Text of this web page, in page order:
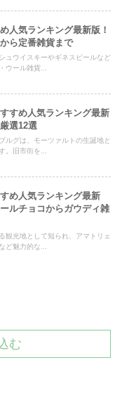
人気ランキング最新版！
ら定番雑貨まで
ュウイスキーやギネスビールなど
ウール雑貨...
すめ人気ランキング最新
選12選
ルグは、モーツァルトの生誕地と
。旧市街を...
め人気ランキング最新
ルチョコからガウディ雑
観光地として知られ、アマトリェ
ど魅力的な...
む